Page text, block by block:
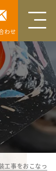
わせ
工事をおこなっ